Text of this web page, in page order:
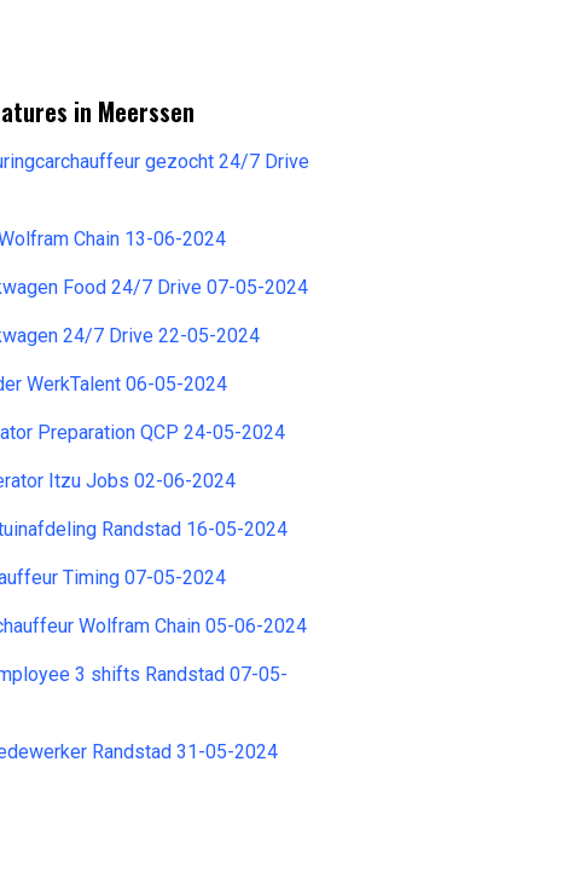
in Meerssen
gezocht 24/7 Drive
Chain 13-06-2024
Food 24/7 Drive 07-05-2024
24/7 Drive 22-05-2024
WerkTalent 06-05-2024
Preparation QCP 24-05-2024
Itzu Jobs 02-06-2024
Randstad 16-05-2024
Timing 07-05-2024
Wolfram Chain 05-06-2024
3 shifts Randstad 07-05-
Randstad 31-05-2024